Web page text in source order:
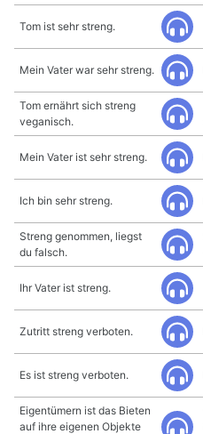
Tom ist sehr streng.
Mein Vater war sehr streng.
Tom ernährt sich streng
veganisch.
Mein Vater ist sehr streng.
Ich bin sehr streng.
Streng genommen, liegst
du falsch.
Ihr Vater ist streng.
Zutritt streng verboten.
Es ist streng verboten.
Eigentümern ist das Bieten
auf ihre eigenen Objekte